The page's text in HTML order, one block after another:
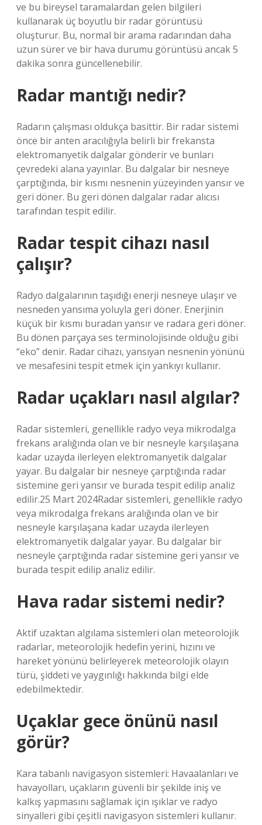
ve bu bireysel taramalardan gelen bilgileri
kullanarak üç boyutlu bir radar görüntüsü
oluşturur. Bu, normal bir arama radarından daha
uzun sürer ve bir hava durumu görüntüsü ancak 5
dakika sonra güncellenebilir.
Radar mantığı nedir?
Radarın çalışması oldukça basittir. Bir radar sistemi
önce bir anten aracılığıyla belirli bir frekansta
elektromanyetik dalgalar gönderir ve bunları
çevredeki alana yayınlar. Bu dalgalar bir nesneye
çarptığında, bir kısmı nesnenin yüzeyinden yansır ve
geri döner. Bu geri dönen dalgalar radar alıcısı
tarafından tespit edilir.
Radar tespit cihazı nasıl
çalışır?
Radyo dalgalarının taşıdığı enerji nesneye ulaşır ve
nesneden yansıma yoluyla geri döner. Enerjinin
küçük bir kısmı buradan yansır ve radara geri döner.
Bu dönen parçaya ses terminolojisinde olduğu gibi
“eko” denir. Radar cihazı, yansıyan nesnenin yönünü
ve mesafesini tespit etmek için yankıyı kullanır.
Radar uçakları nasıl algılar?
Radar sistemleri, genellikle radyo veya mikrodalga
frekans aralığında olan ve bir nesneyle karşılaşana
kadar uzayda ilerleyen elektromanyetik dalgalar
yayar. Bu dalgalar bir nesneye çarptığında radar
sistemine geri yansır ve burada tespit edilip analiz
edilir.25 Mart 2024Radar sistemleri, genellikle radyo
veya mikrodalga frekans aralığında olan ve bir
nesneyle karşılaşana kadar uzayda ilerleyen
elektromanyetik dalgalar yayar. Bu dalgalar bir
nesneyle çarptığında radar sistemine geri yansır ve
burada tespit edilip analiz edilir.
Hava radar sistemi nedir?
Aktif uzaktan algılama sistemleri olan meteorolojik
radarlar, meteorolojik hedefin yerini, hızını ve
hareket yönünü belirleyerek meteorolojik olayın
türü, şiddeti ve yaygınlığı hakkında bilgi elde
edebilmektedir.
Uçaklar gece önünü nasıl
görür?
Kara tabanlı navigasyon sistemleri: Havaalanları ve
havayolları, uçakların güvenli bir şekilde iniş ve
kalkış yapmasını sağlamak için ışıklar ve radyo
sinyalleri gibi çeşitli navigasyon sistemleri kullanır.